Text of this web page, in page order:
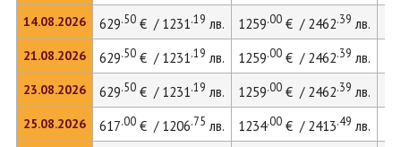
14.08.2026
21.08.2026
23.08.2026
25.08.2026
629.50€ / 1231.19 лв. 1259.00€ / 2462.39 лв.
629.50€ / 1231.19 лв. 1259.00€ / 2462.39 лв.
629.50€ / 1231.19 лв. 1259.00€ / 2462.39 лв.
617.00€ / 1206.75 лв. 1234.00€ / 2413.49 лв.